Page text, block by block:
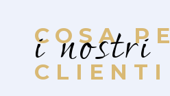
COSA
i nostri
CLIENTI